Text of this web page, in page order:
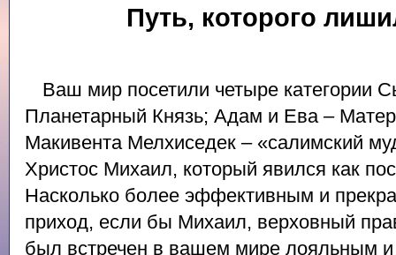
Путь, которого
Ваш мир посетили четыре категории
Планетарный Князь; Адам и Ева –
Макивента Мелхиседек – «салимский
Христос Михаил, который явился как
Насколько более эффективным и
приход, если бы Михаил, верховный
был встречен в вашем мире лояльным